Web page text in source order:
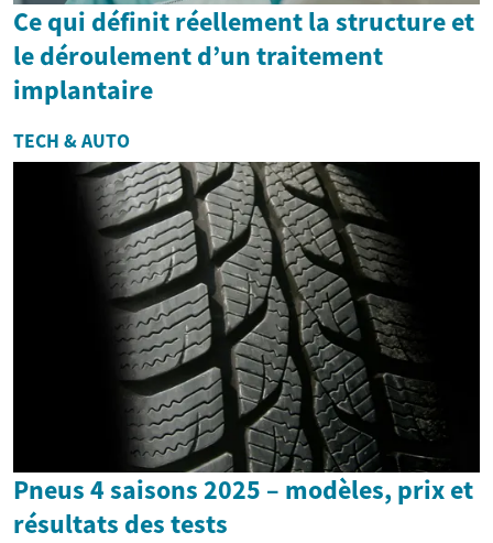
Ce qui définit réellement la structure et
le déroulement d’un traitement
implantaire
TECH & AUTO
Pneus 4 saisons 2025 – modèles, prix et
résultats des tests